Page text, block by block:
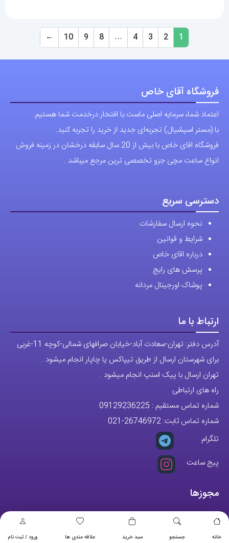
خانه جستجو سبد خرید علاقه مندی ها ورود / ثبت نام
1
2
3
4
…
8
9
10
←
فروشگاه آقای خاص
اعتماد شما، سرمایه اصلی ماست.با افتخار درخدمت شما هستیم.
با (مستر اسپشیال) تجربه‌ای جدید از خرید را تجربه کنید.
فروشگاه اقای خاص با بیش از 20 سال سابقه درخشان در زمینه فروش
انواع ساعت مچی جزو تخصصی ترین مرجع میباشد .
دسترسی سریع
نحوه ارسال سفارشات
شرایط و قوانین
درباره اقای خاص
پرسش های رایج
پوشاک اورجینال مردانه
ارتباط با ما
آدرس دفتر: تهران-سعادت آباد-خیابان صرافهای شمالی-کوچه 11-غربی
برای شهرستان ارسال از طریق تیپاکس یا چاپار انجام میشود .
تهران ارسال با پیک اسنپ انجام میشود .
راه های ارتباطی
شماره تماس مستقیم : 09129236225
شماره تماس ثابت: 26746972
-021
تلگرام
پیج ساعت
مجوزها